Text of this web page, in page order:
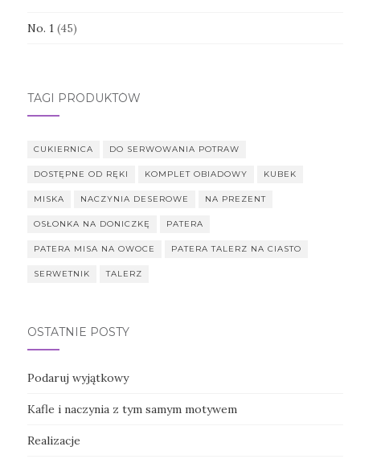
No. 1 (45)
TAGI PRODUKTÓW
CUKIERNICA DO SERWOWANIA POTRAW
DOSTĘPNE OD RĘKI KOMPLET OBIADOWY KUBEK
MISKA NACZYNIA DESEROWE NA PREZENT
OSŁONKA NA DONICZKĘ PATERA
PATERA MISA NA OWOCE PATERA TALERZ NA CIASTO
SERWETNIK TALERZ
OSTATNIE POSTY
Podaruj wyjątkowy
Kafle i naczynia z tym samym motywem
Realizacje